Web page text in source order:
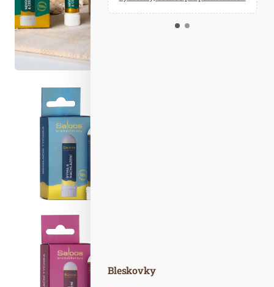
Kalendář událostí
Odebírejte náš newsletter
Bleskovky